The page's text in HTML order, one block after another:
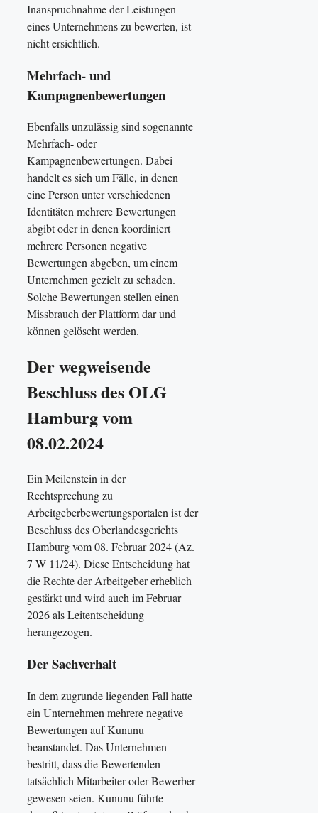
Inanspruchnahme der Leistungen
eines Unternehmens zu bewerten, ist
nicht ersichtlich.
Mehrfach- und
Kampagnenbewertungen
Ebenfalls unzulässig sind sogenannte
Mehrfach- oder
Kampagnenbewertungen. Dabei
handelt es sich um Fälle, in denen
eine Person unter verschiedenen
Identitäten mehrere Bewertungen
abgibt oder in denen koordiniert
mehrere Personen negative
Bewertungen abgeben, um einem
Unternehmen gezielt zu schaden.
Solche Bewertungen stellen einen
Missbrauch der Plattform dar und
können gelöscht werden.
Der wegweisende
Beschluss des OLG
Hamburg vom
08.02.2024
Ein Meilenstein in der
Rechtsprechung zu
Arbeitgeberbewertungsportalen ist der
Beschluss des Oberlandesgerichts
Hamburg vom 08. Februar 2024 (Az.
7 W 11/24). Diese Entscheidung hat
die Rechte der Arbeitgeber erheblich
gestärkt und wird auch im Februar
2026 als Leitentscheidung
herangezogen.
Der Sachverhalt
In dem zugrunde liegenden Fall hatte
ein Unternehmen mehrere negative
Bewertungen auf Kununu
beanstandet. Das Unternehmen
bestritt, dass die Bewertenden
tatsächlich Mitarbeiter oder Bewerber
gewesen seien. Kununu führte